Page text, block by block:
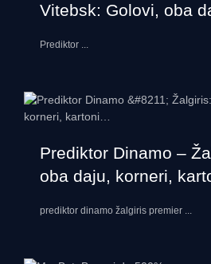
Vitebsk: Golovi, oba
Prediktor ...
Prediktor Dinamo –
oba daju, korneri,
prediktor dinamo žalgiris premier ...